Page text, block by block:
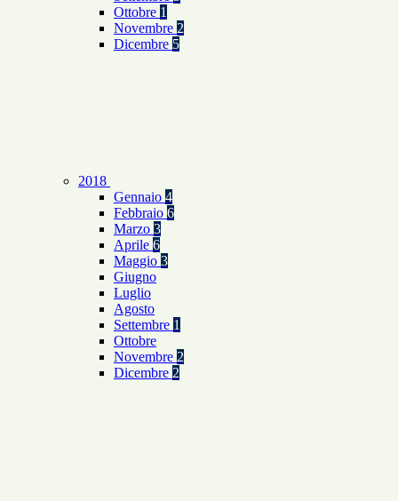
Ottobre 1
Novembre 2
Dicembre 5
2018
Gennaio 4
Febbraio 6
Marzo 3
Aprile 6
Maggio 3
Giugno
Luglio
Agosto
Settembre 1
Ottobre
Novembre 2
Dicembre 2